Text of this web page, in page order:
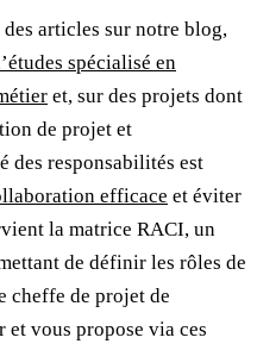
articles sur notre blog,
spécialisé en
et, sur des projets dont
de projet et
des responsabilités est
efficace et éviter
la matrice RACI, un
de définir les rôles de
cheffe de projet de
et vous propose via ces